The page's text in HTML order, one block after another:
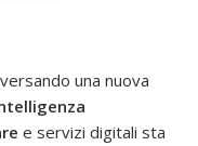
una nuova
e servizi digitali sta